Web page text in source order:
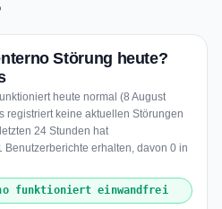
Störung heute?
heute normal (8 August
registriert keine aktuellen Störungen
24 Stunden hat
Benutzerberichte erhalten, davon 0 in
funktioniert einwandfrei